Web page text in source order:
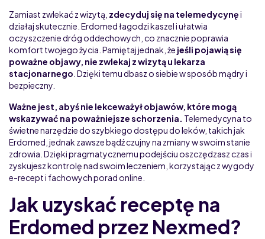
Zamiast zwlekać z wizytą, zdecyduj się na telemedycynęi
działaj skutecznie. Erdomed łagodzi kaszel i ułatwia
oczyszczenie dróg oddechowych, co znacznie poprawia
komfort twojego życia. Pamiętaj jednak, że jeśli pojawią się
poważne objawy, nie zwlekaj z wizytą u lekarza
stacjonarnego . Dzięki temu dbasz o siebie w sposób mądry i
bezpieczny.
Ważne jest, abyś nie lekceważył objawów, które mogą
wskazywać na poważniejsze schorzenia. Telemedycyna to
świetne narzędzie do szybkiego dostępu do leków, takich jak
Erdomed, jednak zawsze bądź czujny na zmiany w swoim stanie
zdrowia. Dzięki pragmatycznemu podejściu oszczędzasz czas i
zyskujesz kontrolę nad swoim leczeniem, korzystając z wygody
e-recept i fachowych porad online.
Jak uzyskać receptę na
Erdomed przez Nexmed?